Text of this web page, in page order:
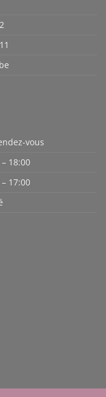
vous
18:00
17:00